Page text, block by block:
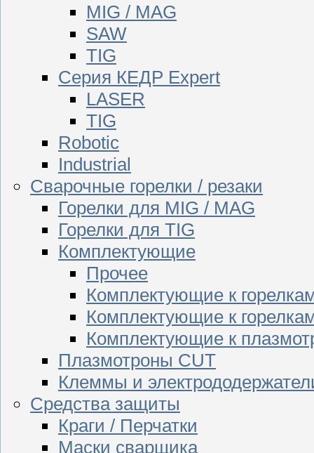
MIG / MAG
SAW
TIG
Серия КЕДР Expert
LASER
TIG
Robotic
Industrial
Сварочные горелки / резаки
Горелки для MIG / MAG
Горелки для TIG
Комплектующие
Прочее
Комплектующие к
Комплектующие к
Комплектующие к
Плазмотроны CUT
Клеммы и
Средства защиты
Краги / Перчатки
Маски сварщика